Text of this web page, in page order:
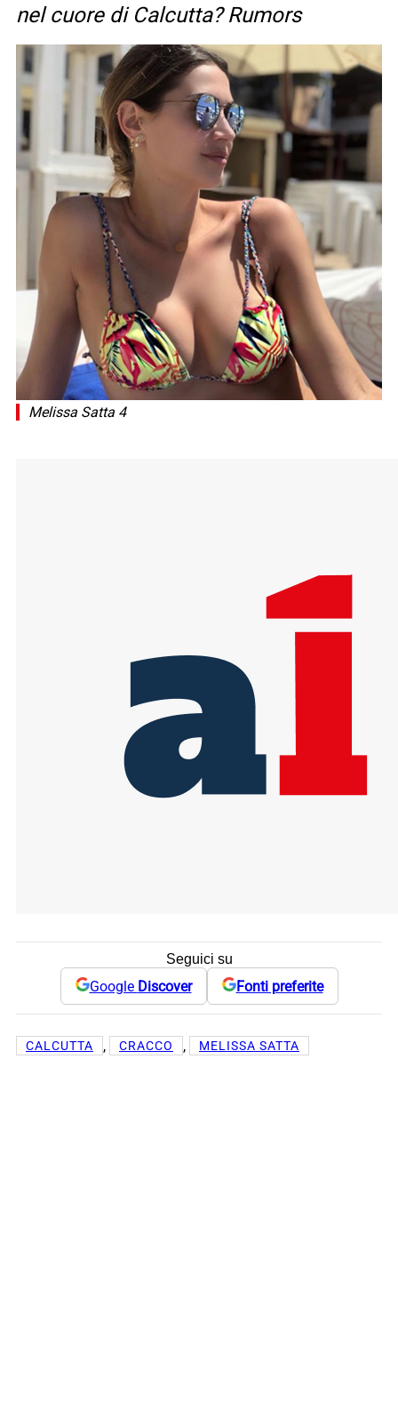
nel cuore di Calcutta? Rumors
Melissa Satta 4
Seguici su
Google Discover Fonti preferite
CALCUTTA , CRACCO , MELISSA SATTA